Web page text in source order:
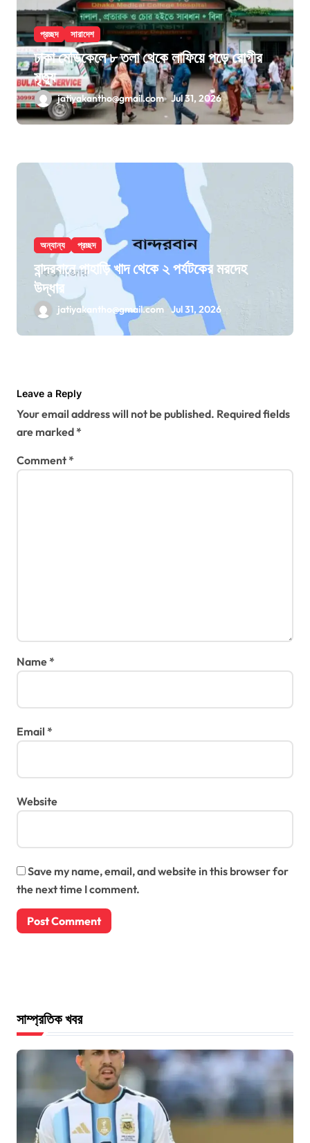
প্রচ্ছদ সারাদেশ
ঢাকা মেডিকেলে ৮ তলা থেকে লাফিয়ে পড়ে রোগীর
মৃত্যু
jatiyakantho@gmail.com Jul 31, 2026
অন্যান্য প্রচ্ছদ
বান্দরবানে পাহাড়ি খাদ থেকে ২ পর্যটকের মরদেহ
উদ্ধার
jatiyakantho@gmail.com Jul 31, 2026
Leave a Reply
Your email address will not be published. Required fields
are marked*
Comment*
Name*
Email *
Website
Save my name, email, and website in this browser for
the next time I comment.
সাম্প্রতিক খবর